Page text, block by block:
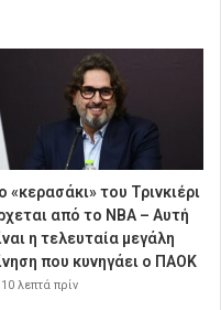
«κερασάκι» του Τρινκιέρι
από το NBA – Αυτή
η τελευταία μεγάλη
που κυνηγάει ο ΠΑΟΚ
10 λεπτά πρίν